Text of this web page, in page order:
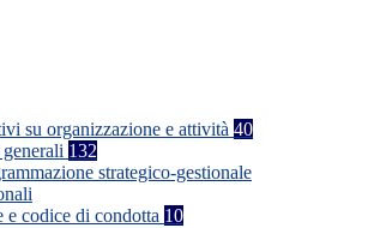
su organizzazione e attività 40
132
strategico-gestionale
codice di condotta 10